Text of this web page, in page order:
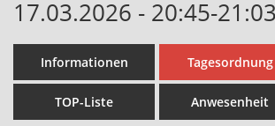
17.03.2026 - 20:45-
Informationen Tagesordnung
TOP-Liste Anwesenheit